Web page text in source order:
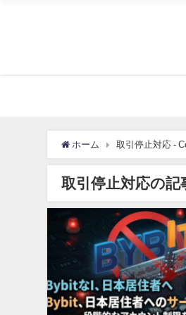
ホーム 取引停止対応 -
取引停止対応の記